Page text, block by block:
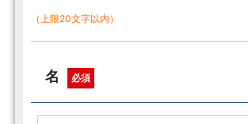
（上限20文字以内）
名 必須